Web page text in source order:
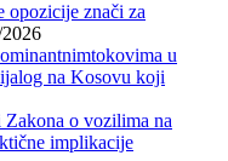
opozicije znači za
u
na Kosovu koji
Zakona o vozilima na
implikacije